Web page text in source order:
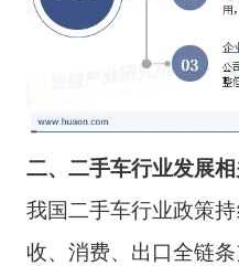
二、二手车行业发展
我国二手车行业政策
收、消费、出口全链